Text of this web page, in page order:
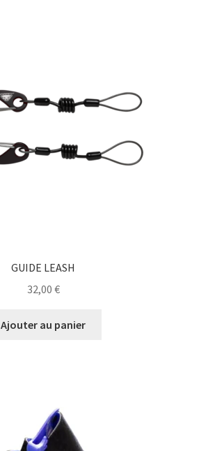
GUIDE LEASH
32,00 €
Ajouter au panier